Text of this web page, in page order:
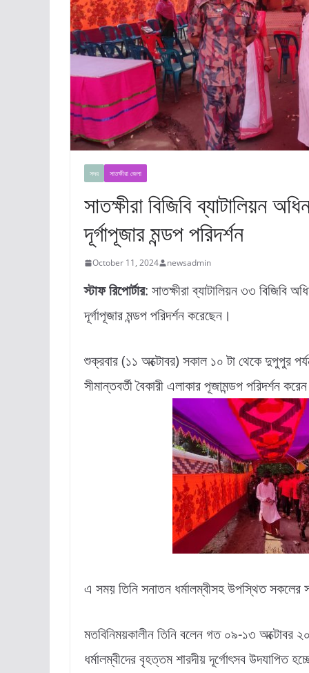
সদর সাতক্ষীরা জেলা
সাতক্ষীরা বিজিবি ব্যাটালিয়ন
দূর্গাপূজার মন্ডপ পরিদর্শন
October 11, 2024 newsadmin
স্টাফ রিপোর্টার: সাতক্ষীরা ব্যাটালিয়ন ৩৩ বিজিবি
দূর্গাপূজার মন্ডপ পরিদর্শন করেছেন।
শুক্রবার (১১ অক্টোবর) সকাল ১০ টা থেকে দুপুপুর
সীমান্তবর্তী বৈকারী এলাকার পূজামন্ডপ পরিদর্শন
এ সময় তিনি সনাতন ধর্মালম্বীসহ উপস্থিত সকলের
মতবিনিময়কালীন তিনি বলেন গত ০৯-১৩ অক্টোবর
ধর্মালম্বীদের বৃহত্তম শারদীয় দূর্গোৎসব উদযাপিত